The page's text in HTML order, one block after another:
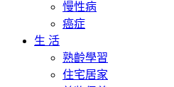
慢性病
癌症
生 活
熟齡學習
住宅居家